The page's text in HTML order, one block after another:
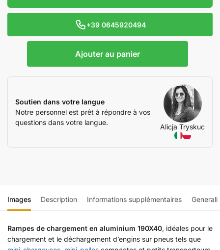
+39 0645920494
Ajouter au panier
Soutien dans votre langue
Notre personnel est prêt à répondre à vos
questions dans votre langue.
Alicja Tryskuc
Images Description Informations supplémentaires Generali
Rampes de chargement en aluminium 190X40, idéales pour le
chargement et le déchargement d’engins sur pneus tels que